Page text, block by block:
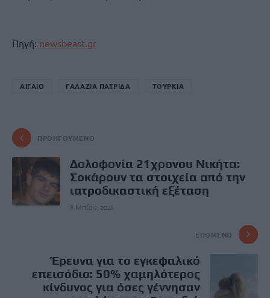
Πηγή: newsbeast.gr
ΑΙΓΑΙΟ ΓΑΛΑΖΙΑ ΠΑΤΡΙΔΑ ΤΟΥΡΚΙΑ
ΠΡΟΗΓΟΎΜΕΝΟ
Δολοφονία 21χρονου Νικήτα:
Σοκάρουν τα στοιχεία από την
ιατροδικαστική εξέταση
8 Μαΐου, 2026
ΕΠΌΜΕΝΟ
Έρευνα για το εγκεφαλικό
επεισόδιο: 50% χαμηλότερος
κίνδυνος για όσες γέννησαν